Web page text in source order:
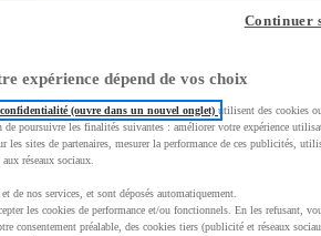
Dans quelle
expérience dépend de vos choix
(ouvre dans un nouvel onglet) utilisent des cookies
poursuivre les finalités suivantes : améliorer votre expérience
les sites de partenaires, mesurer la performance de ces publicités,
réseaux sociaux.
de nos services, et sont déposés automatiquement.
les cookies de performance et/ou fonctionnels. En les refusant,
consentement préalable, des cookies tiers (publicité et réseaux
Continuer